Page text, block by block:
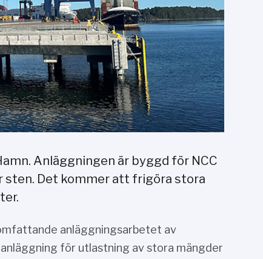
Anläggningen är byggd för NCC
Det kommer att frigöra stora
anläggningsarbetet av
för utlastning av stora mängder